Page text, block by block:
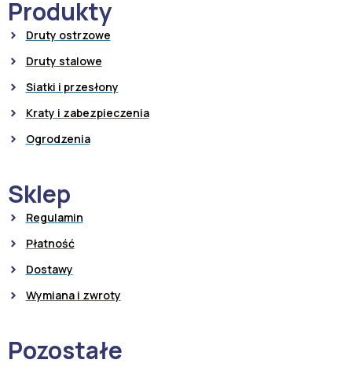
Produkty
Druty ostrzowe
Druty stalowe
Siatki i przesłony
Kraty i zabezpieczenia
Ogrodzenia
Sklep
Regulamin
Płatność
Dostawy
Wymiana i zwroty
Pozostałe